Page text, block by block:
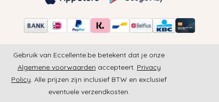
Gebruik van Eccellente.be betekent dat je onze
Algemene voorwaarden accepteert. Privacy
Policy. Alle prijzen zijn inclusief BTW en exclusief
eventuele verzendkosten.